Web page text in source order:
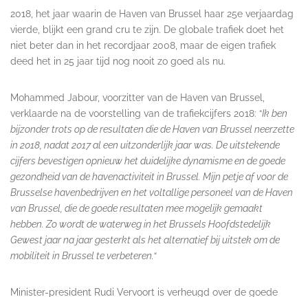
2018, het jaar waarin de Haven van Brussel haar 25e verjaardag
vierde, blijkt een grand cru te zijn. De globale trafiek doet het
niet beter dan in het recordjaar 2008, maar de eigen trafiek
deed het in 25 jaar tijd nog nooit zo goed als nu.
Mohammed Jabour, voorzitter van de Haven van Brussel,
verklaarde na de voorstelling van de trafiekcijfers 2018: “Ik ben
bijzonder trots op de resultaten die de Haven van Brussel neerzette
in 2018, nadat 2017 al een uitzonderlijk jaar was. De uitstekende
cijfers bevestigen opnieuw het duidelijke dynamisme en de goede
gezondheid van de havenactiviteit in Brussel. Mijn petje af voor de
Brusselse havenbedrijven en het voltallige personeel van de Haven
van Brussel, die de goede resultaten mee mogelijk gemaakt
hebben. Zo wordt de waterweg in het Brussels Hoofdstedelijk
Gewest jaar na jaar gesterkt als het alternatief bij uitstek om de
mobiliteit in Brussel te verbeteren.“
Minister-president Rudi Vervoort is verheugd over de goede